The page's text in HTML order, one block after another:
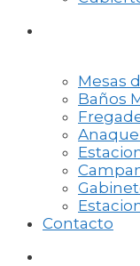
Mesas
Baños
Contacto